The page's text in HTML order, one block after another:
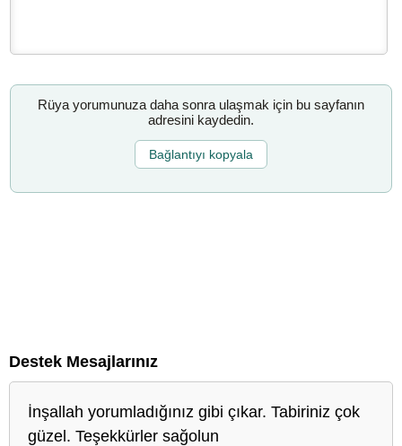
Rüya yorumunuza daha sonra ulaşmak için bu sayfanın
adresini kaydedin.
Bağlantıyı kopyala
Destek Mesajlarınız
İnşallah yorumladığınız gibi çıkar. Tabiriniz çok
güzel. Teşekkürler sağolun